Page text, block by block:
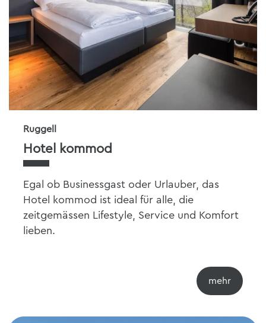
Ruggell
Hotel kommod
Egal ob Businessgast oder Urlauber, das
Hotel kommod ist ideal für alle, die
zeitgemässen Lifestyle, Service und Komfort
lieben.